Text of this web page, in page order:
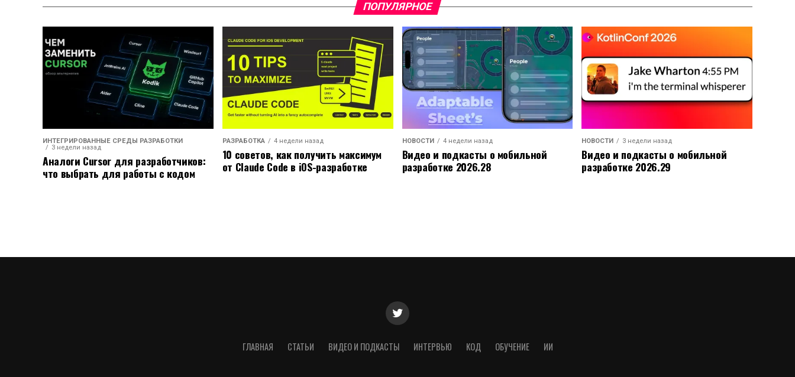
ПОПУЛЯРНОЕ
ИНТЕГРИРОВАННЫЕ СРЕДЫ РАЗРАБОТКИ
3 недели назад
Аналоги Cursor для разработчиков:
что выбрать для работы с кодом
РАЗРАБОТКА 4 недели назад
10 советов, как получить максимум
от Claude Code в iOS-разработке
НОВОСТИ 4 недели назад
Видео и подкасты о мобильной
разработке 2026.28
НОВОСТИ 3 недели назад
Видео и подкасты о мобильной
разработке 2026.29
ГЛАВНАЯ СТАТЬИ ВИДЕО И ПОДКАСТЫ ИНТЕРВЬЮ КОД ОБУЧЕНИЕ ИИ